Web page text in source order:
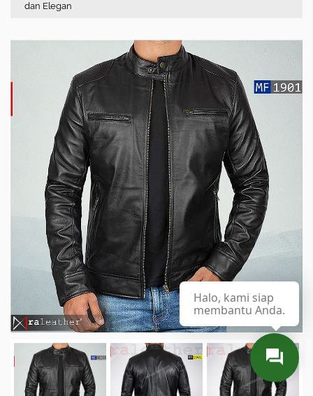
dan Elegan
Halo, kami siap
membantu Anda.